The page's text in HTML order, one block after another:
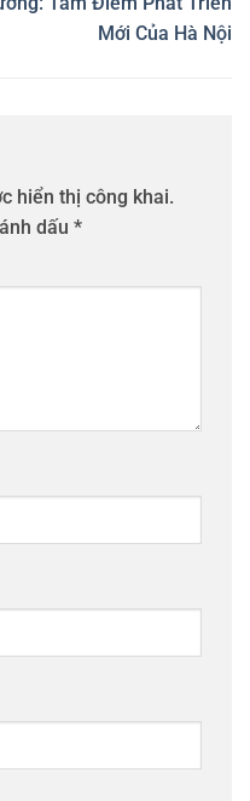
Mới Của Hà Nội
hiển thị công khai.
dấu *